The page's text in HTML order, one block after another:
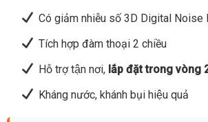
Có giảm nhiễu số 3D Digital Noise
Tích hợp đàm thoại 2 chiều
Hỗ trợ tận nơi,lắp đặt trong vòng
Kháng nước, khánh bụi hiệu quả